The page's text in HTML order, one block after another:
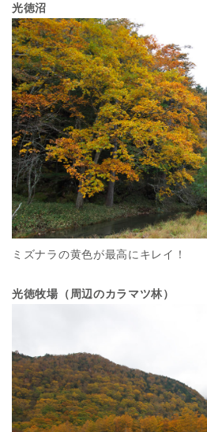
光徳沼
ミズナラの黄色が最高にキレイ！
光徳牧場（周辺のカラマツ林）